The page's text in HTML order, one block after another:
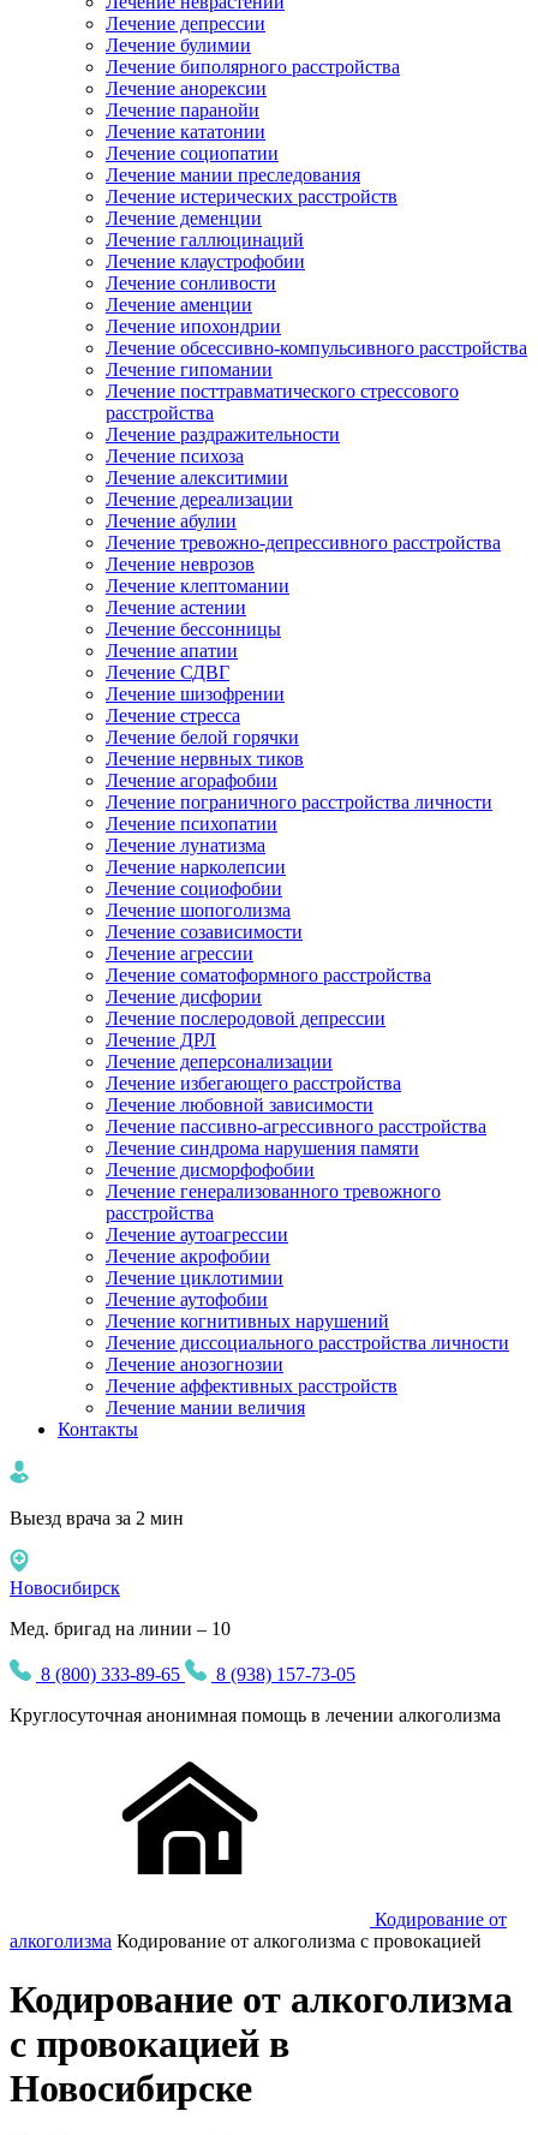
Лечение депрессии
Лечение булимии
Лечение биполярного расстройства
Лечение анорексии
Лечение паранойи
Лечение кататонии
Лечение социопатии
Лечение мании преследования
Лечение истерических расстройств
Лечение деменции
Лечение галлюцинаций
Лечение клаустрофобии
Лечение сонливости
Лечение аменции
Лечение ипохондрии
Лечение обсессивно-компульсивного расстройства
Лечение гипомании
Лечение посттравматического стрессового
расстройства
Лечение раздражительности
Лечение психоза
Лечение алекситимии
Лечение дереализации
Лечение абулии
Лечение тревожно-депрессивного расстройства
Лечение неврозов
Лечение клептомании
Лечение астении
Лечение бессонницы
Лечение апатии
Лечение СДВГ
Лечение шизофрении
Лечение стресса
Лечение белой горячки
Лечение нервных тиков
Лечение агорафобии
Лечение пограничного расстройства личности
Лечение психопатии
Лечение лунатизма
Лечение нарколепсии
Лечение социофобии
Лечение шопоголизма
Лечение созависимости
Лечение агрессии
Лечение соматоформного расстройства
Лечение дисфории
Лечение послеродовой депрессии
Лечение ДРЛ
Лечение деперсонализации
Лечение избегающего расстройства
Лечение любовной зависимости
Лечение пассивно-агрессивного расстройства
Лечение синдрома нарушения памяти
Лечение дисморфофобии
Лечение генерализованного тревожного
расстройства
Лечение аутоагрессии
Лечение акрофобии
Лечение циклотимии
Лечение аутофобии
Лечение когнитивных нарушений
Лечение диссоциального расстройства личности
Лечение анозогнозии
Лечение аффективных расстройств
Лечение мании величия
Контакты
Выезд врача за 2 мин
Новосибирск
Мед. бригад на линии – 10
8 (800) 333-89-65
8 (938) 157-73-05
Круглосуточная анонимная помощь в лечении алкоголизма
Кодирование от
алкоголизма Кодирование от алкоголизма с провокацией
Кодирование от алкоголизма
с провокацией в
Новосибирске